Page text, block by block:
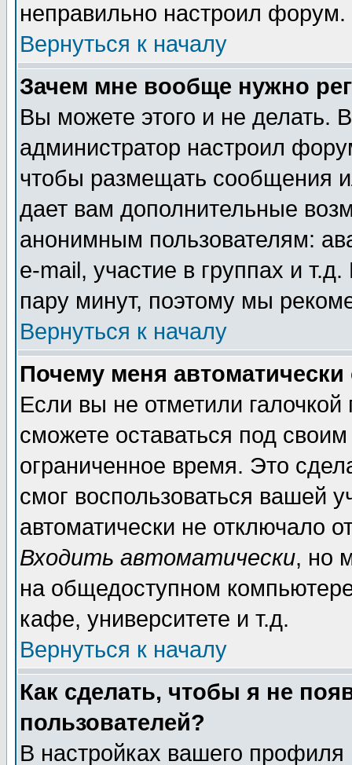
неправильно настроил форум.
Вернуться к началу
Зачем мне вообще нужно
Вы можете этого и не делать.
администратор настроил
чтобы размещать сообщения
дает вам дополнительные
анонимным пользователям:
e-mail, участие в группах и
пару минут, поэтому мы
Вернуться к началу
Почему меня автоматически
Если вы не отметили галочкой
сможете оставаться под
ограниченное время. Это
смог воспользоваться вашей
автоматически не отключало
Входить автоматически, но
на общедоступном
кафе, университете и т.д.
Вернуться к началу
Как сделать, чтобы я не
пользователей?
В настройках вашего